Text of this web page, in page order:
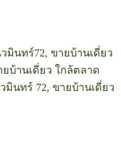
มินทร์72, ขายบ้านเดี่ยว
บ้านเดี่ยว ใกล้ตลาด
นทร์ 72, ขายบ้านเดี่ยว